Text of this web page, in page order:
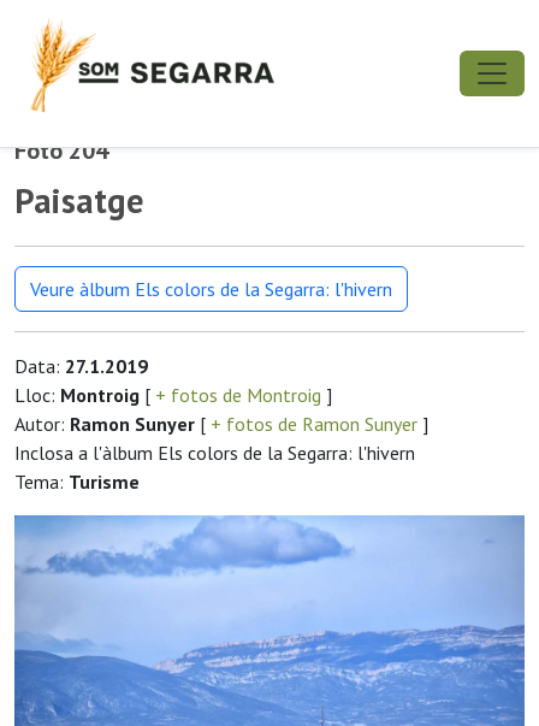
Foto 204
Paisatge
Veure àlbum Els colors de la Segarra: l'hivern
Data: 27.1.2019
Lloc: Montroig [ + fotos de Montroig ]
Autor: Ramon Sunyer [ + fotos de Ramon Sunyer ]
Inclosa a l'àlbum Els colors de la Segarra: l'hivern
Tema: Turisme